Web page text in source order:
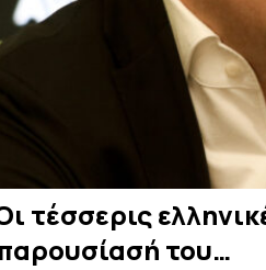
τέσσερις
του…